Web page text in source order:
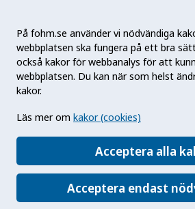
På fohm.se använder vi nödvändiga
webbplatsen ska fungera på ett bra
också kakor för webbanalys för att
webbplatsen. Du kan när som helst
kakor.
Läs mer om kakor (cookies)
Acceptera alla
Acceptera endast
Folkhälsomyndigheten (Fohm)
kunskapsmyndighet som
folkhälsa. Det gör myndigheten
främja hälsa, förebygga ohälsa
hälsohot. Vår vision är en
samhällets utveckling.